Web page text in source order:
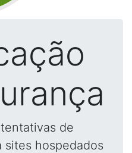
de
sites hospedados